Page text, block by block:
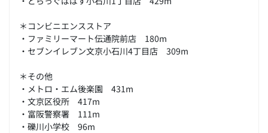
＊コンビニエンスストア
・ファミリーマート伝通院前店 180m
・セブンイレブン文京小石川4丁目店 309m
＊その他
・メトロ・エム後楽園 431m
・文京区役所 417m
・富阪警察署 111m
・礫川小学校 96m